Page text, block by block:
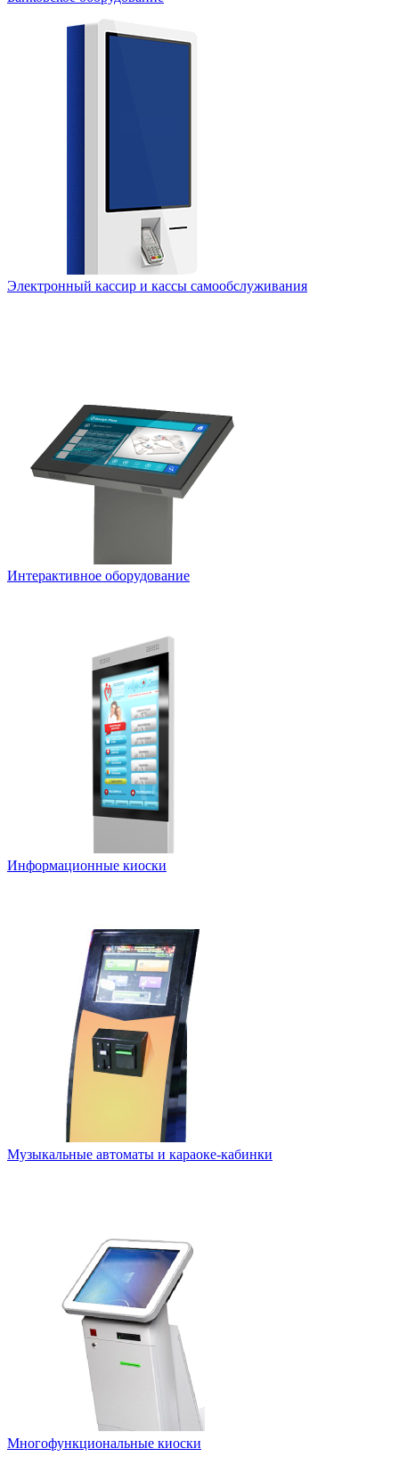
Электронный кассир и кассы самообслуживания
Интерактивное оборудование
Информационные киоски
Музыкальные автоматы и караоке-кабинки
Многофункциональные киоски